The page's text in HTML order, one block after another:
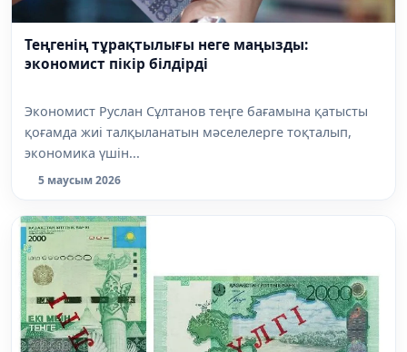
Теңгенің тұрақтылығы неге маңызды:
экономист пікір білдірді
Экономист Руслан Сұлтанов теңге бағамына қатысты
қоғамда жиі талқыланатын мәселелерге тоқталып,
экономика үшін...
5 маусым 2026